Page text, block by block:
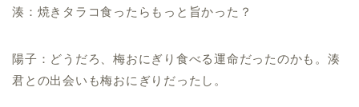
湊：焼きタラコ食ったらもっと旨かった？
陽子：どうだろ、梅おにぎり食べる運命だったのかも。湊
君との出会いも梅おにぎりだったし。